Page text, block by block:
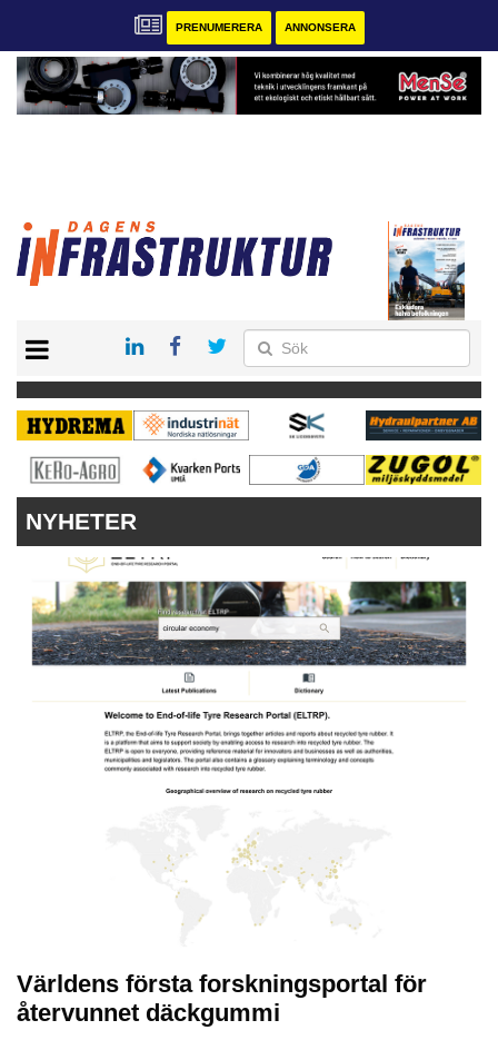
PRENUMERERA ANNONSERA
KONTAKT
VÅRA ANDRA MAGASIN
PRENUMERERA
NYHETER
Världens första forskningsportal för
återvunnet däckgummi